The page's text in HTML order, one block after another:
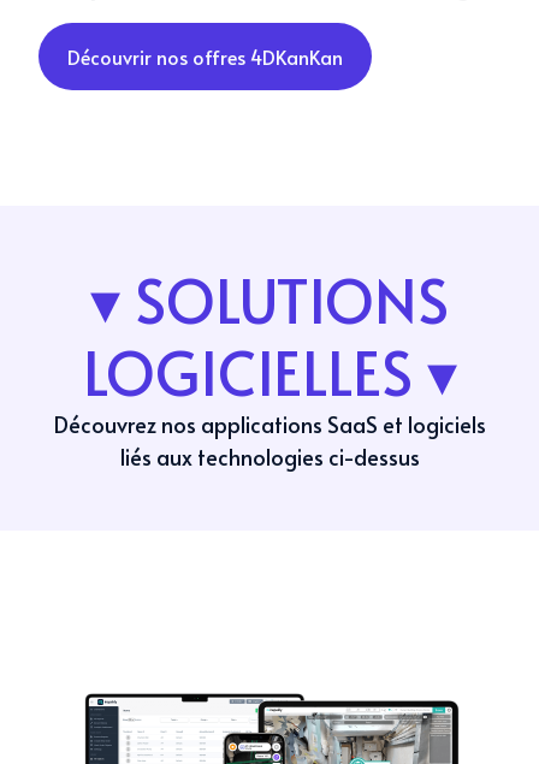
Découvrir nos offres 4DKanKan
▾ SOLUTIONS
LOGICIELLES ▾
Découvrez nos applications SaaS et logiciels
liés aux technologies ci-dessus